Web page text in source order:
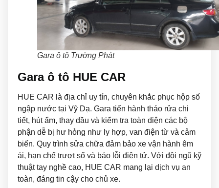
Gara ô tô Trường Phát
Gara ô tô HUE CAR
HUE CAR là địa chỉ uy tín, chuyên khắc phục hộp số
ngập nước tại Vỹ Dạ. Gara tiến hành tháo rửa chi
tiết, hút ẩm, thay dầu và kiểm tra toàn diện các bộ
phận dễ bị hư hỏng như ly hợp, van điện từ và cảm
biến. Quy trình sửa chữa đảm bảo xe vận hành êm
ái, hạn chế trượt số và báo lỗi điện tử. Với đội ngũ kỹ
thuật tay nghề cao, HUE CAR mang lại dịch vụ an
toàn, đáng tin cậy cho chủ xe.